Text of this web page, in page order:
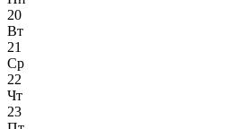
20
Вт
21
Ср
22
Чт
23